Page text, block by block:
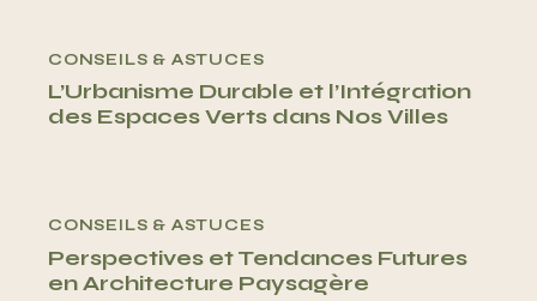
CONSEILS & ASTUCES
L’Urbanisme Durable et l’Intégration
des Espaces Verts dans Nos Villes
CONSEILS & ASTUCES
Perspectives et Tendances Futures
en Architecture Paysagère